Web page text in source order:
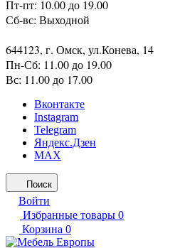
Пт-пт: 10.00 до 19.00
Сб-вс: Выходной
644123, г. Омск, ул.Конева, 14
Пн-Сб: 11.00 до 19.00
Вс: 11.00 до 17.00
Вконтакте
Instagram
Telegram
Яндекс.Дзен
MAX
Поиск
Войти
Избранные товары 0
Корзина 0